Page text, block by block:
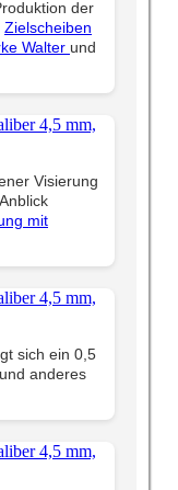
der
Zielscheiben
Walter und
Visierung
mit
sich ein 0,5
anderes